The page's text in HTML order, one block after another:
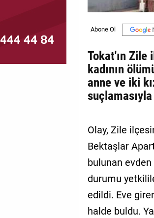
Künye
İletişim
Tokat'ın Zile
kadının
anne ve iki
Olay, Zile
Bektaşlar
bulunan
durumu
edildi. Eve
halde buldu.